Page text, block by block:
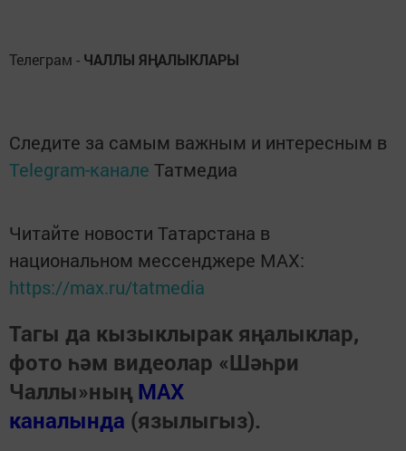
Телеграм - ЧАЛЛЫ ЯҢАЛЫКЛАРЫ
Следите за самым важным и интересным в
Telegram-канале Татмедиа
Читайте новости Татарстана в
национальном мессенджере MАХ:
https://max.ru/tatmedia
Тагы да кызыклырак яңалыклар,
фото һәм видеолар «Шәһри
Чаллы»ның MAX
каналында (язылыгыз).